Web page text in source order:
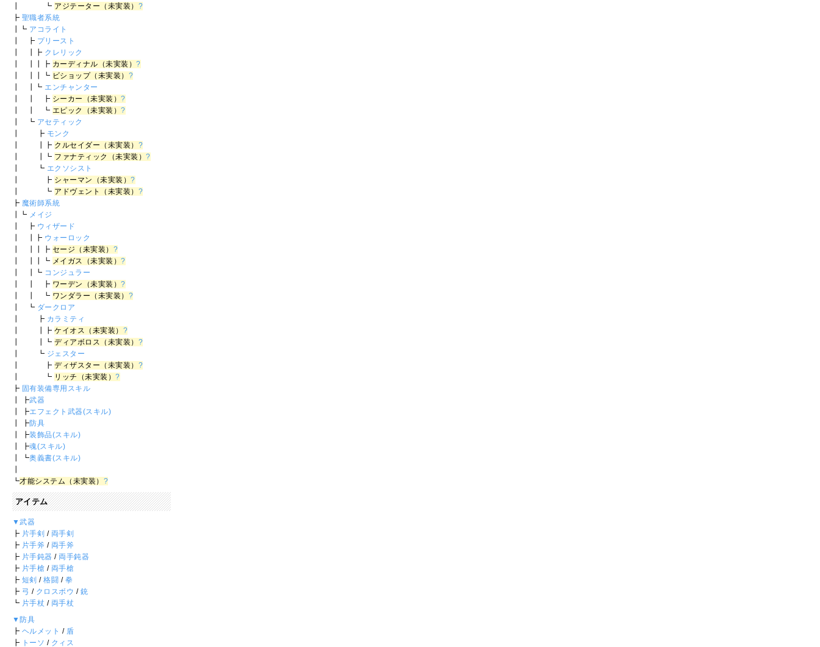
┃ ┗ アジテーター（未実装） ?
┣ 聖職者系統
┃┗ アコライト
┃ ┣ プリースト
┃ ┃┣ クレリック
┃ ┃┃┣ カーディナル（未実装）?
┃ ┃┃┗ ビショップ（未実装） ?
┃ ┃┗ エンチャンター
┃ ┃ ┣ シーカー（未実装）?
┃ ┃ ┗ エピック（未実装）?
┃ ┗ アセティック
┃ ┣ モンク
┃ ┃┣ クルセイダー（未実装） ?
┃ ┃┗ ファナティック（未実装）?
┃ ┗ エクソシスト
┃ ┣ シャーマン（未実装）?
┃ ┗ アドヴェント（未実装） ?
┣ 魔術師系統
┃┗ メイジ
┃ ┣ ウィザード
┃ ┃┣ ウォーロック
┃ ┃┃┣ セージ（未実装） ?
┃ ┃┃┗ メイガス（未実装）?
┃ ┃┗ コンジュラー
┃ ┃ ┣ ワーデン（未実装）?
┃ ┃ ┗ ワンダラー（未実装） ?
┃ ┗ ダークロア
┃ ┣ カラミティ
┃ ┃┣ケイオス（未実装） ?
┃ ┃┗ディアボロス（未実装） ?
┃ ┗ ジェスター
┃ ┣ディザスター（未実装） ?
┃ ┗ リッチ（未実装）?
┣ 固有装備専用スキル
┃ ┣武器
┃ ┣エフェクト武器(スキル)
┃ ┣防具
┃ ┣装飾品(スキル)
┃ ┣魂(スキル)
┃ ┗奥義書(スキル)
┗才能システム（未実装） ?
アイテム
▼武器
┣ 片手剣 / 両手剣
┣ 片手斧 / 両手斧
┣ 片手鈍器 / 両手鈍器
┣ 片手槍 / 両手槍
┣ 短剣 /格闘 / 拳
┣ 弓 / クロスボウ / 銃
┗ 片手杖 / 両手杖
▼防具
┣ ヘルメット / 盾
┣ トーソ / クィス